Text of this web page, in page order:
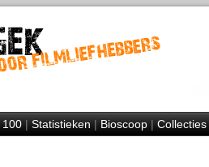
100|Statistieken|Bioscoop|Collecties